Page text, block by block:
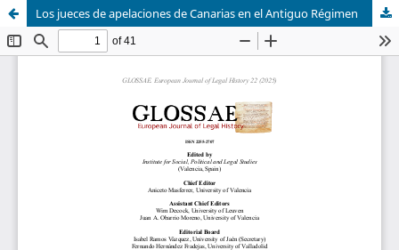
Los jueces de apelaciones de Canarias en el Antiguo Régimen